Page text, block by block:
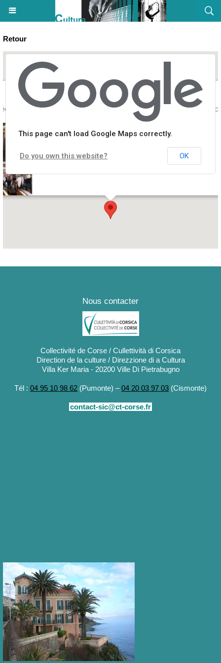
Retour
Bastia à travers légendes, faits insolites et étranges -
This page can't load Google Maps correctly.
Do you own this website? OK
Nous contacter
Collectivité de Corse / Cullettività di Corsica
Direction de la culture / Direzzione di a Cultura
Villa Ker Maria - 20200 Ville Di Pietrabugno
Tél : 04 95 10 98 62 (Pumonte) –04 20 03 97 03 (Cismonte)
contact-sic@ct-corse.fr